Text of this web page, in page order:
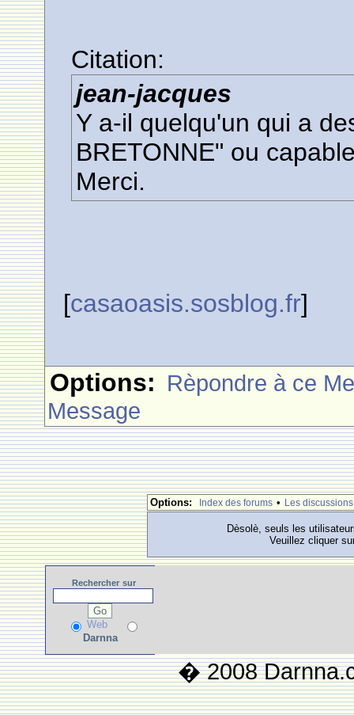
Citation:
jean-jacques
Y a-il quelqu'un qui a
BRETONNE" ou
Merci.
[casaoasis.sosblog.fr]
Options: Rèpondre à ce
Message
Options: Index des forums • Les discussions
Dèsolè, seuls les
Veuillez cliquer
Rechercher sur
Web
Darnna
� 2008